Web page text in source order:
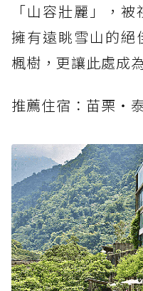
「山容壯麗」，
擁有遠眺雪山的絕
楓樹，更讓此處成
推薦住宿：苗栗‧